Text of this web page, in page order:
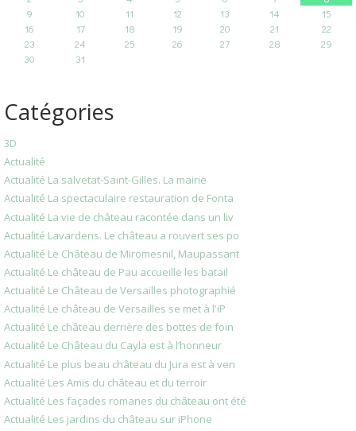
9
10 11 12 13 14
15
16
17 18 19 20 21
22
23
24 25 26 27 28
29
30
31
Catégories
3D
Actualité
Actualité La salvetat-Saint-Gilles. La mairie
Actualité La spectaculaire restauration de Fonta
Actualité La vie de château racontée dans un liv
Actualité Lavardens. Le château a rouvert ses po
Actualité Le Château de Miromesnil, Maupassant
Actualité Le château de Pau accueille les batail
Actualité Le Château de Versailles photographié
Actualité Le château de Versailles se met à l'iP
Actualité Le château derrière des bottes de foin
Actualité Le Château du Cayla est à l’honneur
Actualité Le plus beau château du Jura est à ven
Actualité Les Amis du château et du terroir
Actualité Les façades romanes du château ont été
Actualité Les jardins du château sur iPhone